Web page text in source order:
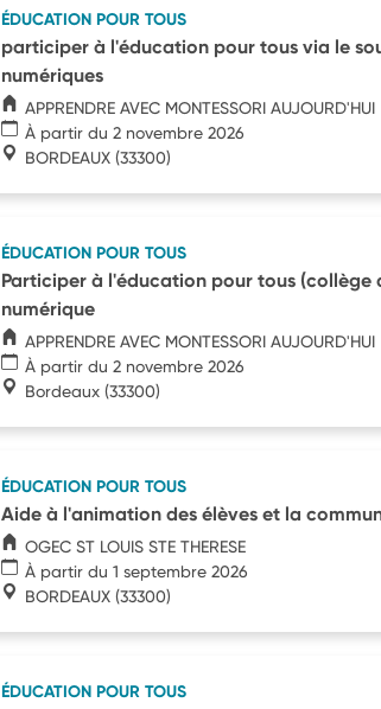
ÉDUCATION POUR TOUS
participer à l'éducation pour tous via le
numériques
APPRENDRE AVEC MONTESSORI AUJOURD'HUI
À partir du 2 novembre 2026
BORDEAUX (33300)
ÉDUCATION POUR TOUS
Participer à l'éducation pour tous (collège
numérique
APPRENDRE AVEC MONTESSORI AUJOURD'HUI
À partir du 2 novembre 2026
Bordeaux (33300)
ÉDUCATION POUR TOUS
Aide à l'animation des élèves et la
OGEC ST LOUIS STE THERESE
À partir du 1 septembre 2026
BORDEAUX (33300)
ÉDUCATION POUR TOUS